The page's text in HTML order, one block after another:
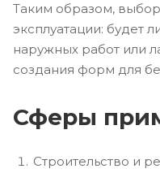
Таким образом,
эксплуатации: будет
наружных работ или
создания форм для
Сферы
Строительство и